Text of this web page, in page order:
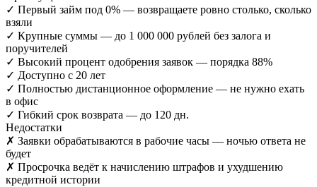
✓ Первый займ под 0% — возвращаете ровно столько, сколько
взяли
✓ Крупные суммы — до 1 000 000 рублей без залога и
поручителей
✓ Высокий процент одобрения заявок — порядка 88%
✓ Доступно с 20 лет
✓ Полностью дистанционное оформление — не нужно ехать
в офис
✓ Гибкий срок возврата — до 120 дн.
Недостатки
✗ Заявки обрабатываются в рабочие часы — ночью ответа не
будет
✗ Просрочка ведёт к начислению штрафов и ухудшению
кредитной истории